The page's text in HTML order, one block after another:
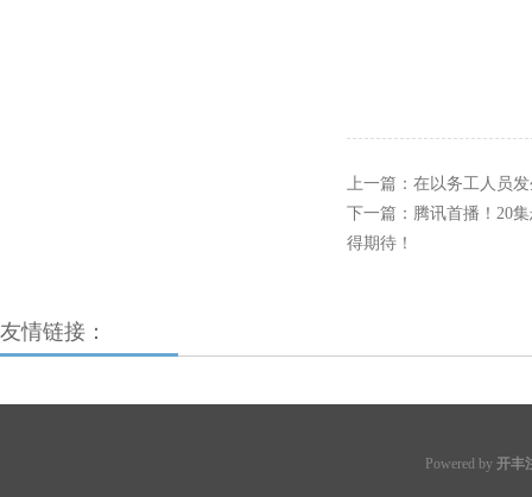
上一篇： 在以务工人员
下一篇： 腾讯首播！20
得期待！
友情链接：
Powered by 开丰